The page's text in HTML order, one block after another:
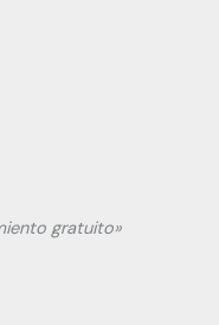
gratuito»